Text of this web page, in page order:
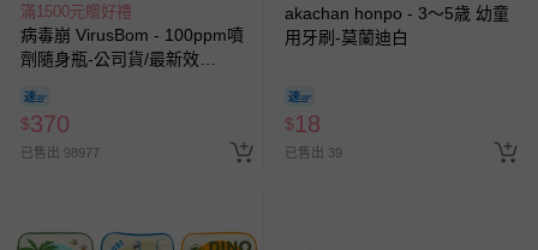
滿1500元贈好禮
病毒崩 VirusBom - 100ppm噴
劑隨身瓶-公司貨/最新效
$370
已售出 98977
akachan honpo - 3～5歳 幼童
用牙刷-莫蘭迪白
$18
已售出 39